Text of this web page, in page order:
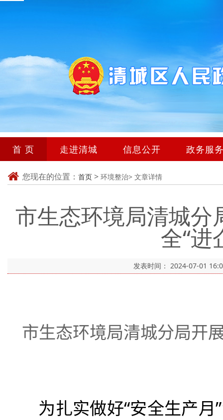
首 页 走进清城 信息公开 政务服
您现在的位置： 首页 > 环境整治> 文章详情
市生态环境局清城分
全“进
发表时间： 2024-07-01
市生态环境局清城分局开
为扎实做好“安全生产月